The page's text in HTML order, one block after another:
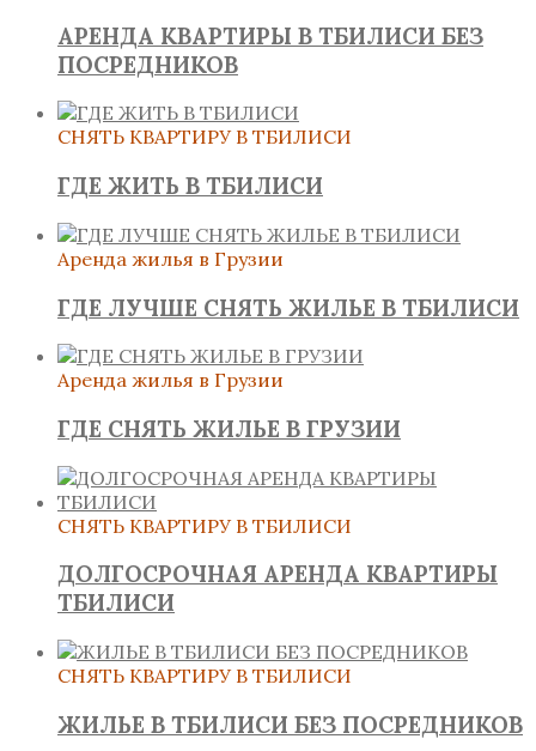
АРЕНДА КВАРТИРЫ В ТБИЛИСИ БЕЗ
ПОСРЕДНИКОВ
СНЯТЬ КВАРТИРУ В ТБИЛИСИ
ГДЕ ЖИТЬ В ТБИЛИСИ
Аренда жилья в Грузии
ГДЕ ЛУЧШЕ СНЯТЬ ЖИЛЬЕ В ТБИЛИСИ
Аренда жилья в Грузии
ГДЕ СНЯТЬ ЖИЛЬЕ В ГРУЗИИ
СНЯТЬ КВАРТИРУ В ТБИЛИСИ
ДОЛГОСРОЧНАЯ АРЕНДА КВАРТИРЫ
ТБИЛИСИ
СНЯТЬ КВАРТИРУ В ТБИЛИСИ
ЖИЛЬЕ В ТБИЛИСИ БЕЗ ПОСРЕДНИКОВ